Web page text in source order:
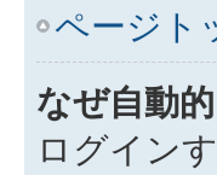
ページト
なぜ自動
ログイン